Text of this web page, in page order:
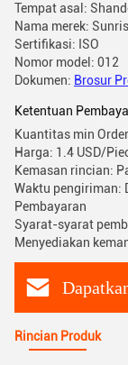
Tempat asal:
Nama merek:
Sertifikasi: ISO
Nomor model: 012
Dokumen: Brosur
Ketentuan
Kuantitas min
Harga: 1.4 USD/
Kemasan rincian:
Waktu pengiriman:
Pembayaran
Syarat-syarat
Menyediakan
Rincian Produk